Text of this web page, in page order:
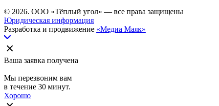
© 2026. ООО «Тёплый угол» — все права защищены
Юридическая информация
Разработка и продвижение «Медиа Маяк»
Ваша заявка получена
Мы перезвоним вам
в течение 30 минут.
Хорошо